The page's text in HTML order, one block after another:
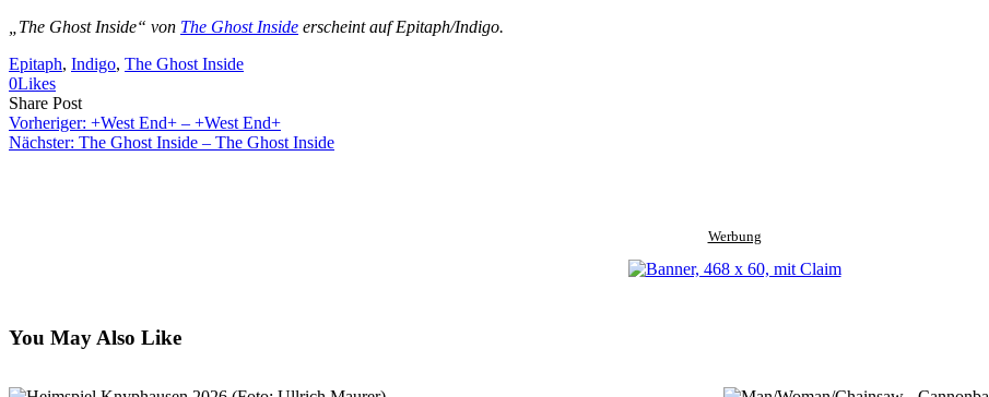
„The Ghost Inside“ von The Ghost Inside erscheint auf Epitaph/Indigo.
Epitaph, Indigo, The Ghost Inside
0Likes
Share PostShare
on
Facebook
Copy
URL
to
Send
Link
via
Vorheriger: +West End+ – +West End+
Nächster: The Ghost Inside – The Ghost Inside
Werbung
You May Also Like